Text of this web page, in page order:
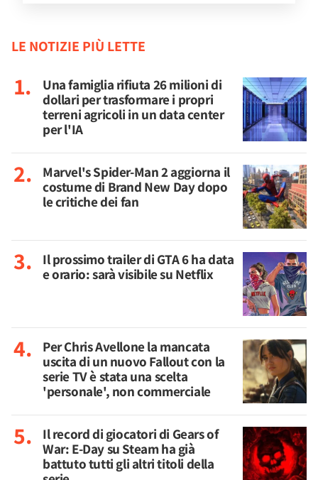
LE NOTIZIE PIÙ LETTE
Una famiglia rifiuta 26 milioni di
dollari per trasformare i propri
terreni agricoli in un data center
per l'IA
Marvel's Spider-Man 2 aggiorna il
costume di Brand New Day dopo
le critiche dei fan
Il prossimo trailer di GTA 6 ha data
e orario: sarà visibile su Netflix
Per Chris Avellone la mancata
uscita di un nuovo Fallout con la
serie TV è stata una scelta
'personale', non commerciale
Il record di giocatori di Gears of
War: E-Day su Steam ha già
battuto tutti gli altri titoli della